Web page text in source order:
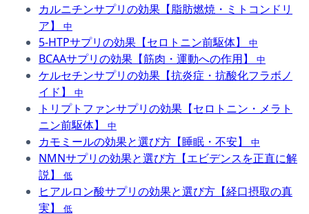
カルニチンサプリの効果【脂肪燃焼・ミトコンドリ
ア】
中
5-HTPサプリの効果【セロトニン前駆体】 中
BCAAサプリの効果【筋肉・運動への作用】 中
ケルセチンサプリの効果【抗炎症・抗酸化フラボノ
イド】
中
トリプトファンサプリの効果【セロトニン・メラト
ニン前駆体】
中
カモミールの効果と選び方【睡眠・不安】 中
NMNサプリの効果と選び方【エビデンスを正直に解
説】
低
ヒアルロン酸サプリの効果と選び方【経口摂取の真
実】
低